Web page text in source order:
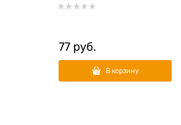
77 руб.
В корзину